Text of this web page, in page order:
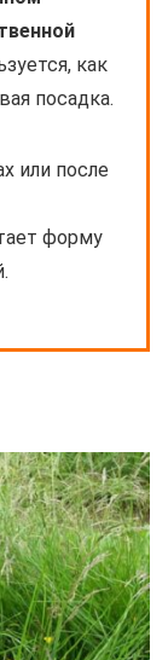
как
посадка.
или после
форму